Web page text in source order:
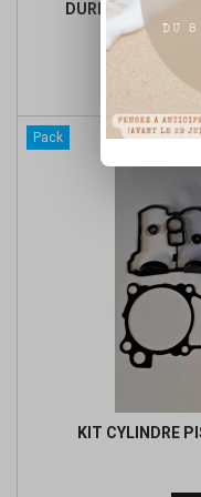
DURITE ESSENCE

Pack
KIT CYLINDRE